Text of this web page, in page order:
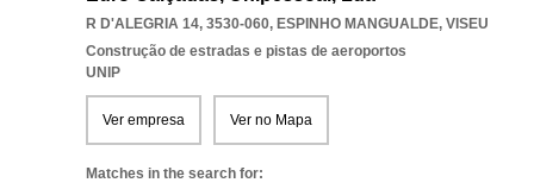
R D'ALEGRIA 14, 3530-060, ESPINHO MANGUALDE, VISEU
Construção de estradas e pistas de aeroportos
UNIP
Ver empresa Ver no Mapa
Matches in the search for: